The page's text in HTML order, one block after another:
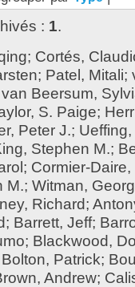
: 1.
; Cortés,
; Patel, Mitali;
van Beersum,
S. Paige;
Peter J.;
Stephen M.;
; Cormier-Daire,
M.; Witman,
Richard;
; Barrett, Jeff;
; Blackwood,
Bolton, Patrick;
Andrew;